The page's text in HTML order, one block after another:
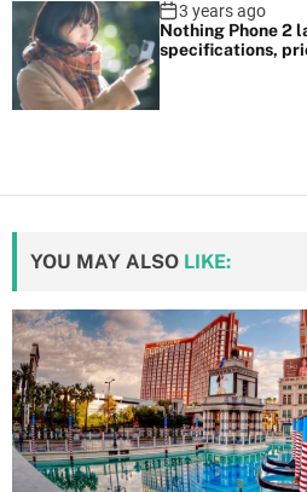
3 years ago
Nothing Phone 2
specifications,
YOU MAY ALSO LIKE: